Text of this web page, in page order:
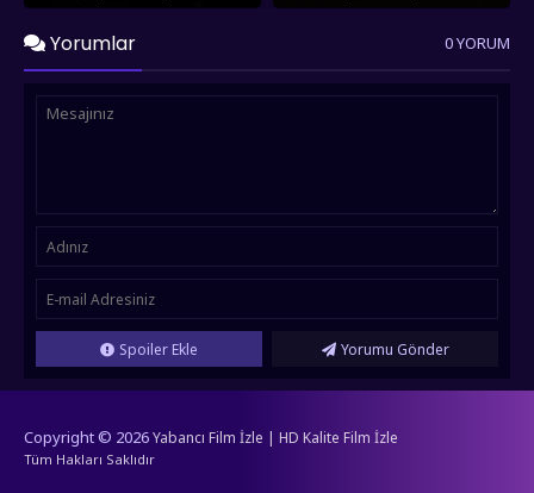
Yorumlar 0 YORUM
Spoiler Ekle Yorumu Gönder
Copyright © 2026Yabancı Film İzle | HD Kalite Film İzle
Tüm Hakları Saklıdır